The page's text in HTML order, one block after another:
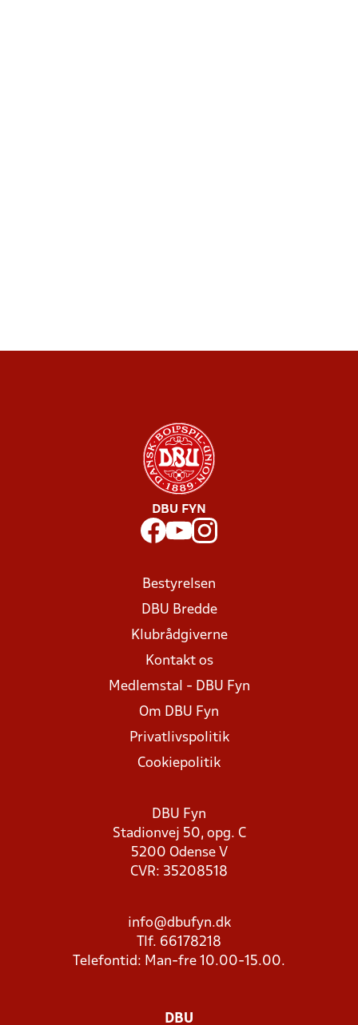
DBU FYN
Bestyrelsen
DBU Bredde
Klubrådgiverne
Kontakt os
Medlemstal - DBU Fyn
Om DBU Fyn
Privatlivspolitik
Cookiepolitik
DBU Fyn
Stadionvej 50, opg. C
5200 Odense V
CVR: 35208518
info@dbufyn.dk
Tlf. 66178218
Telefontid: Man-fre 10.00-15.00.
DBU